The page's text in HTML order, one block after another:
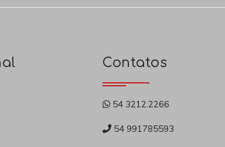
Contatos
54 3212.2266
54 991785593